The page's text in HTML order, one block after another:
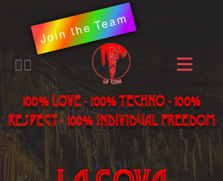
Join the Team
​🏳️‍🌈
100% LOVE - 100% Techno - 100%
Respect - 100% individual freedom